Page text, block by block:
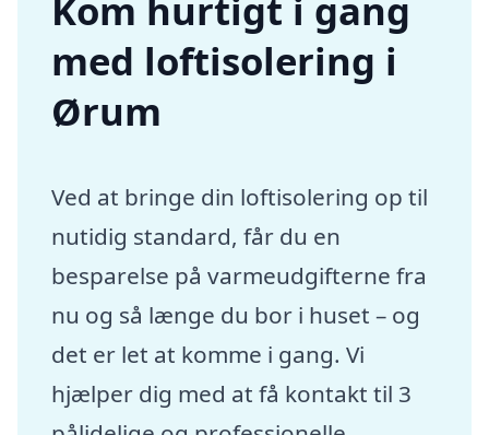
Kom hurtigt i gang
med loftisolering i
Ørum
Ved at bringe din loftisolering op til
nutidig standard, får du en
besparelse på varmeudgifterne fra
nu og så længe du bor i huset – og
det er let at komme i gang. Vi
hjælper dig med at få kontakt til 3